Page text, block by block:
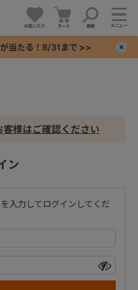
お気に入り カート 検索 メニュー
当たる！8/31まで >>
客様はご確認ください
ン
入力してログインしてくだ